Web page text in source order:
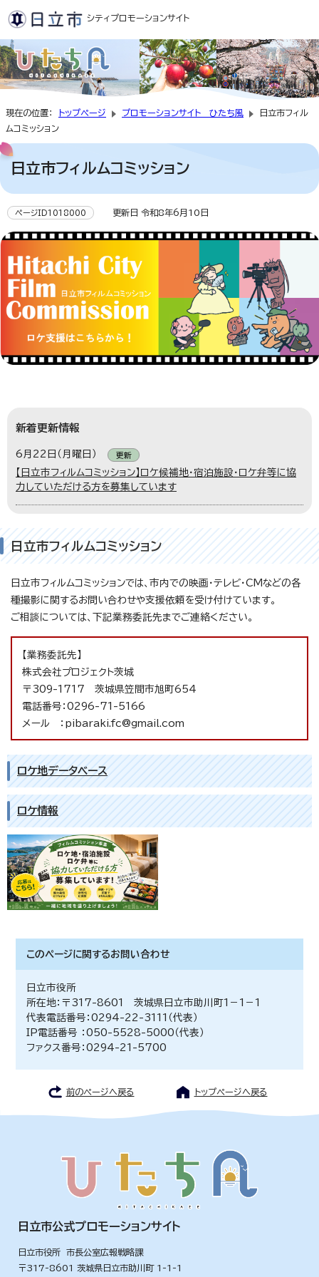
シティプロモーションサイト
現在の位置： トップページ プロモーションサイト ひたち風
日立市フィル
ムコミッション
日立市フィルムコミッション
ページID1018000 更新日 令和8年6月10日
新着更新情報
6月22日（月曜日） 更新
【日立市フィルムコミッション】ロケ候補地・宿泊施設・ロケ弁等に協
力していただける方を募集しています
日立市フィルムコミッション
日立市フィルムコミッションでは、市内での映画・テレビ・CMなどの各
種撮影に関するお問い合わせや支援依頼を受け付けています。
ご相談については、下記業務委託先までご連絡ください。
【業務委託先】
株式会社プロジェクト茨城
〒309-1717 茨城県笠間市旭町654
電話番号：0296-71-5166
メール ：pibaraki.fc@gmail.com
ロケ地データベース
ロケ情報
このページに関するお問い合わせ
日立市役所
所在地：〒317-8601 茨城県日立市助川町1－1－1
代表電話番号：0294-22-3111（代表）
IP電話番号 ：050-5528-5000（代表）
ファクス番号：0294-21-5700
前のページへ戻る トップページへ戻る
日立市公式プロモーションサイト
日立市役所 市長公室広報戦略課
〒317-8601 茨城県日立市助川町 1-1-1